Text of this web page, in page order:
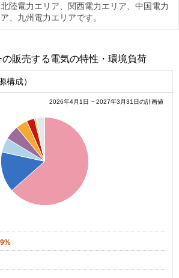
陸電力エリア、関西電力エリア、中国電力
、九州電力エリアです。
販売する電気の特性・環境負荷
構成）
2026年4月1日 ~ 2027年3月31日の計画値